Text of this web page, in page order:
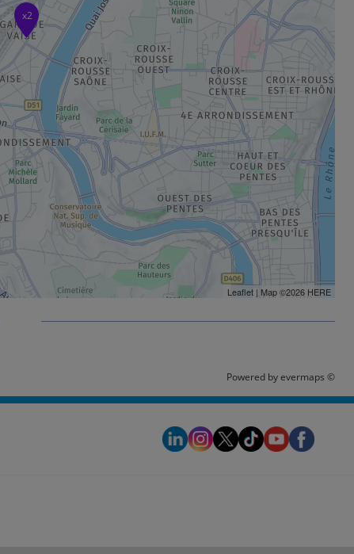
x2
Leaflet| Map ©2026 HERE
Powered byevermaps ©